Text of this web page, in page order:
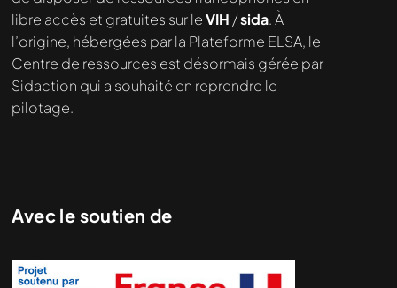
libre accès et gratuites sur leVIH /sida. À
l’origine, hébergées par la Plateforme ELSA, le
Centre de ressources est désormais gérée par
Sidaction qui a souhaité en reprendre le
pilotage.
Avec le soutien de